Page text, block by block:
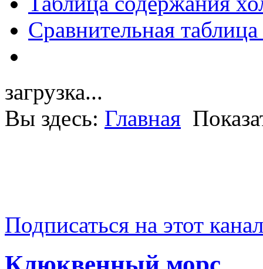
Сравнительная
загрузка...
Вы здесь: Главная
Подписаться на этот